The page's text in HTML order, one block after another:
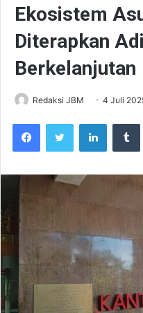
Ekosistem
Diterapkan
Berkelanjutan
Redaksi JBM 4 Juli